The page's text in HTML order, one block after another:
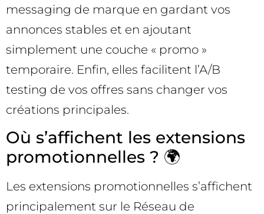
messaging de marque en gardant vos
annonces stables et en ajoutant
simplement une couche « promo »
temporaire. Enfin, elles facilitent l’A/B
testing de vos offres sans changer vos
créations principales.
Où s’affichent les extensions
promotionnelles ? 🌍
Les extensions promotionnelles s’affichent
principalement sur le Réseau de